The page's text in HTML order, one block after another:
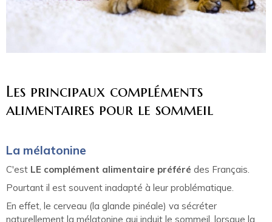
Les principaux compléments
alimentaires pour le sommeil
La mélatonine
C'est LE complément alimentaire préféré des Français.
Pourtant il est souvent inadapté à leur problématique.
En effet, le cerveau (la glande pinéale) va sécréter
naturellement la mélatonine qui induit le sommeil, lorsque la